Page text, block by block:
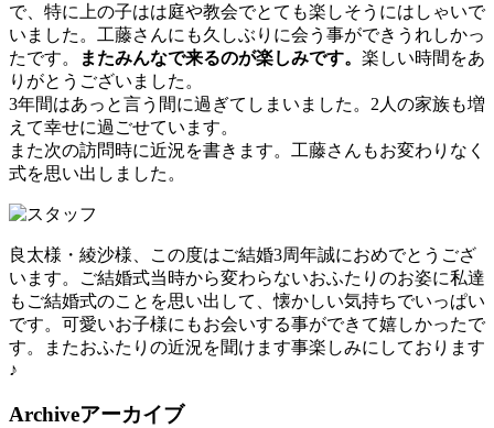
で、特に上の子はは庭や教会でとても楽しそうにはしゃいで
いました。工藤さんにも久しぶりに会う事ができうれしかっ
たです。
またみんなで来るのが楽しみです。 楽しい時間をあ
りがとうございました。
3年間はあっと言う間に過ぎてしまいました。2人の家族も増
えて幸せに過ごせています。
また次の訪問時に近況を書きます。工藤さんもお変わりなく
式を思い出しました。
良太様・綾沙様、この度はご結婚3周年誠におめでとうござ
います。ご結婚式当時から変わらないおふたりのお姿に私達
もご結婚式のことを思い出して、懐かしい気持ちでいっぱい
です。可愛いお子様にもお会いする事ができて嬉しかったで
す。またおふたりの近況を聞けます事楽しみにしております
♪
Archiveアーカイブ